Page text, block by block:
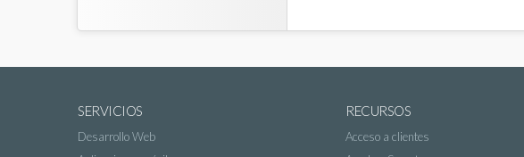
SERVICIOS
Desarrollo Web
RECURSOS
Acceso a clientes